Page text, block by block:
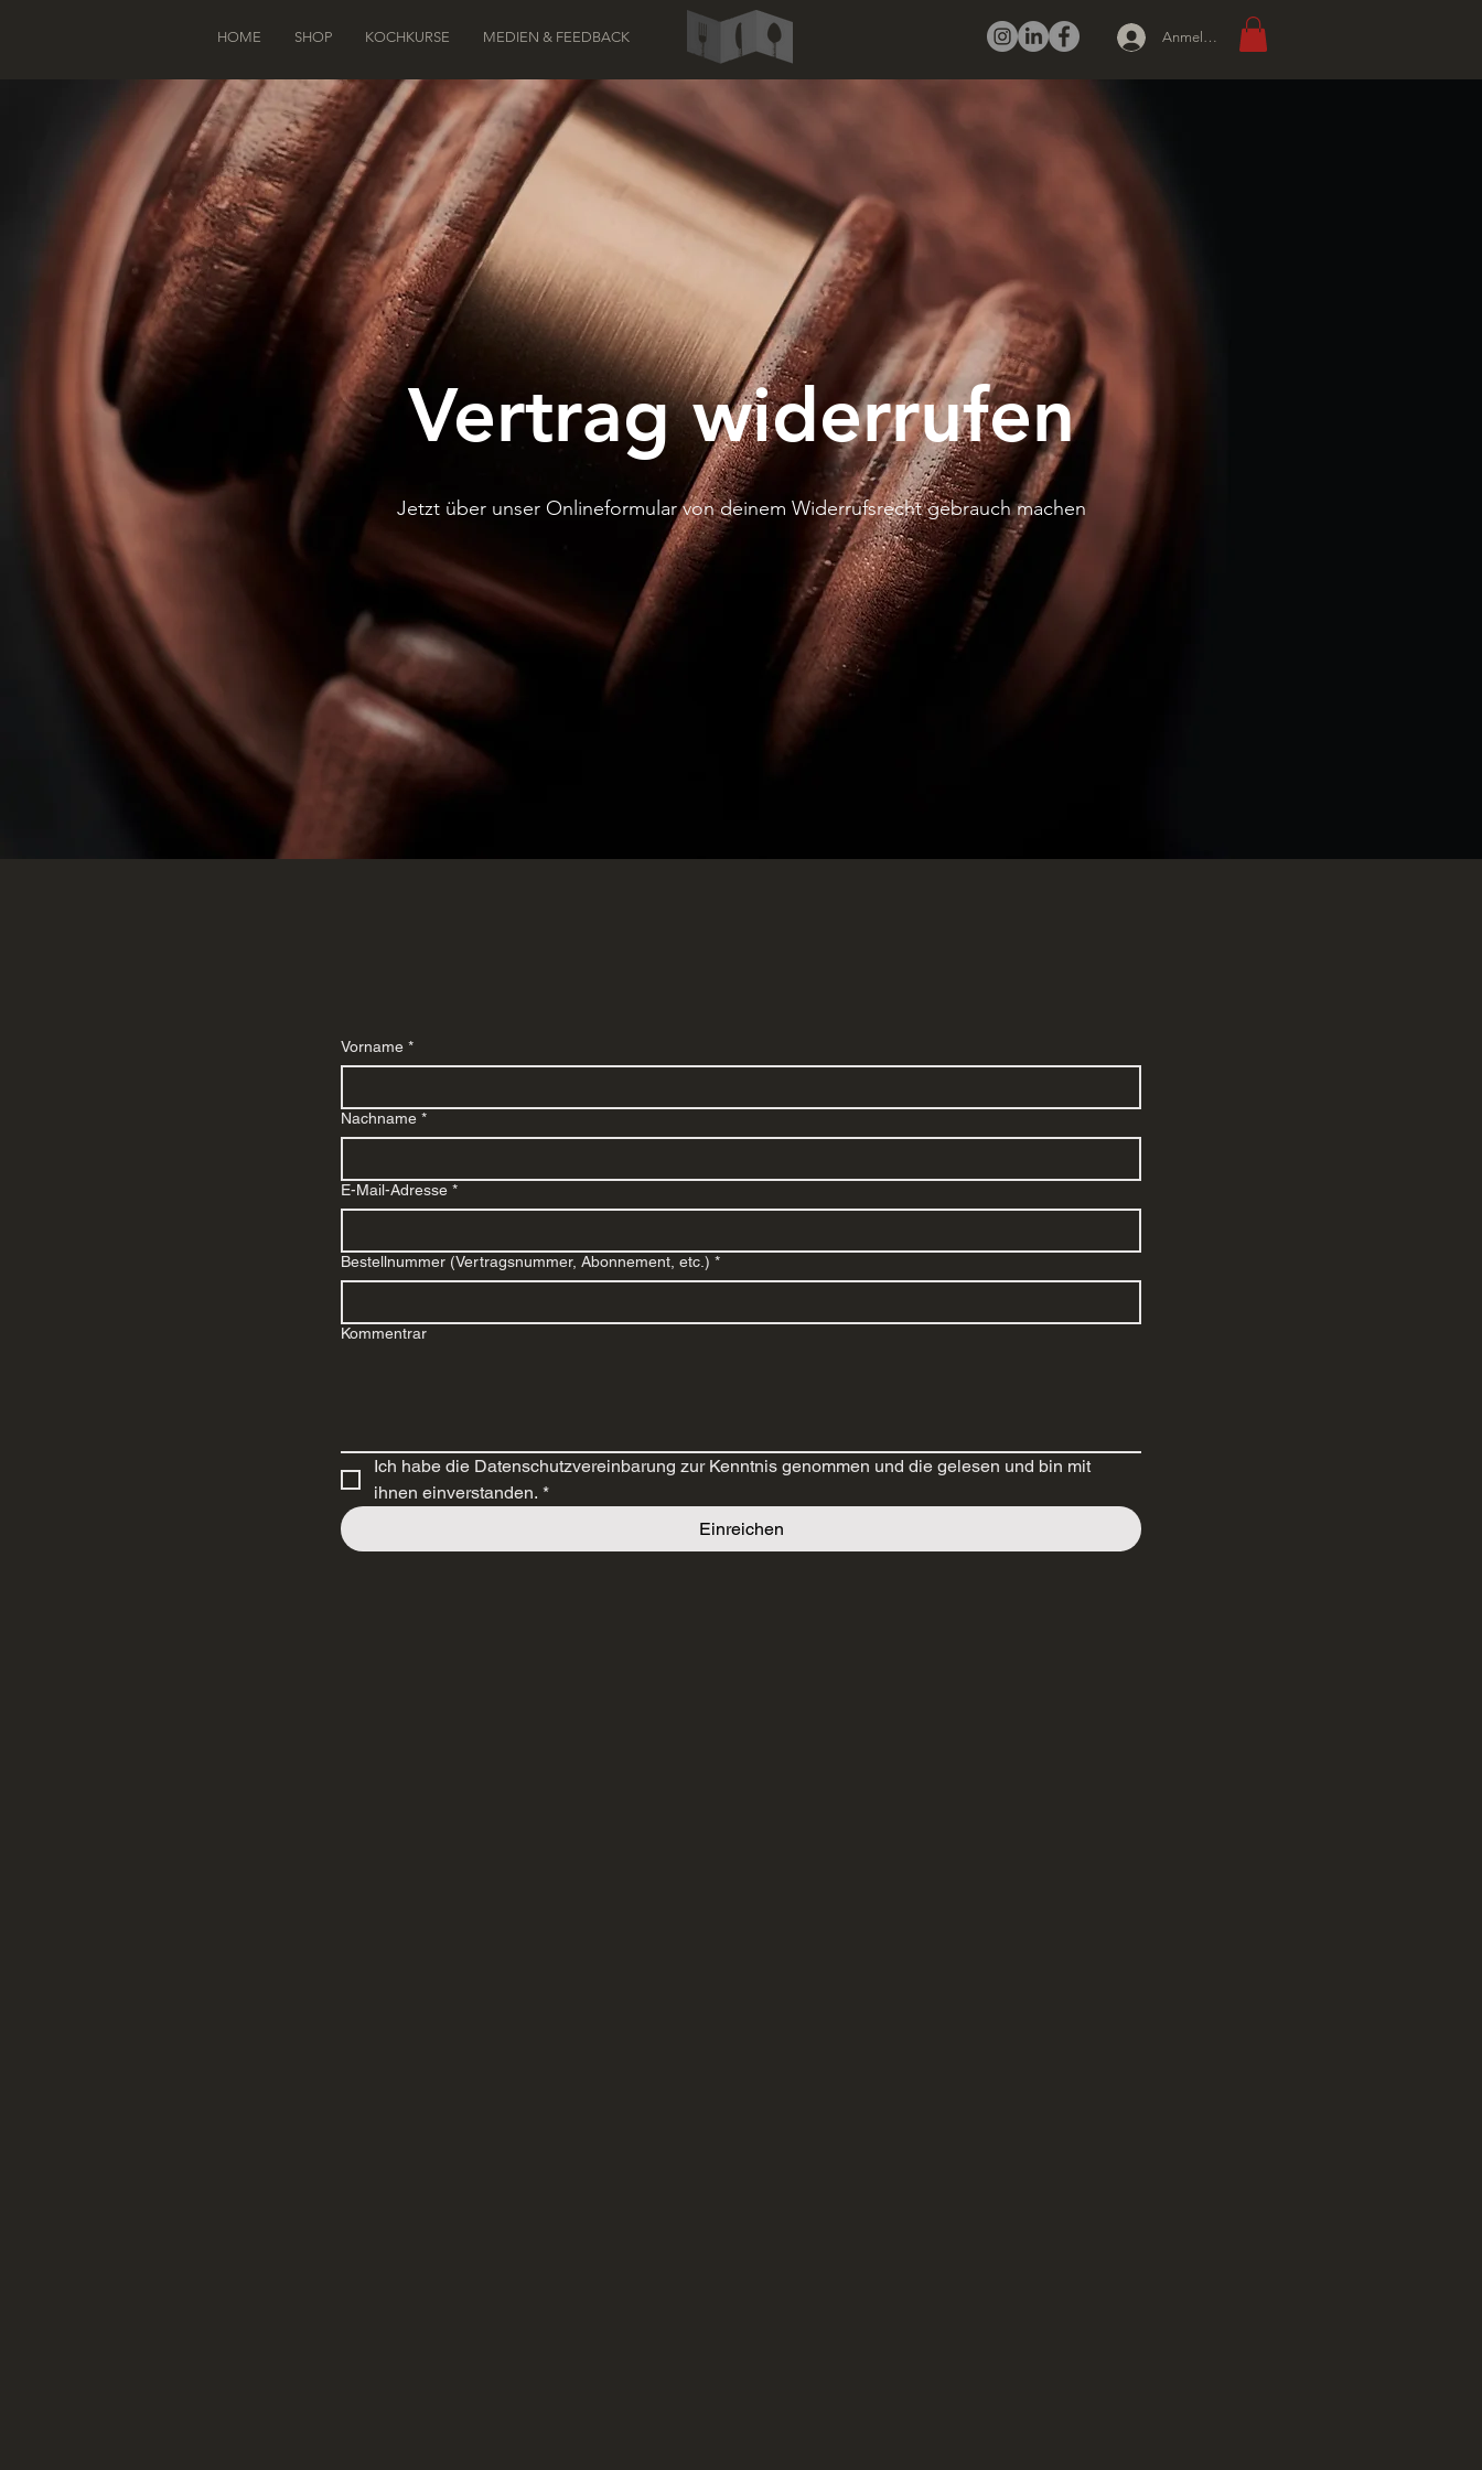
HOME SHOP KOCHKURSE MEDIEN & FEEDBACK Anmelden
Vertrag widerrufen
Jetzt über unser Onlineformular von deinem Widerrufsrecht gebrauch machen
Vorname *
Nachname *
E-Mail-Adresse *
Bestellnummer (Vertragsnummer, Abonnement, etc.) *
Kommentrar
Ich habe die Datenschutzvereinbarung zur Kenntnis genommen und die gelesen und bin mit
ihnen einverstanden. *
Einreichen